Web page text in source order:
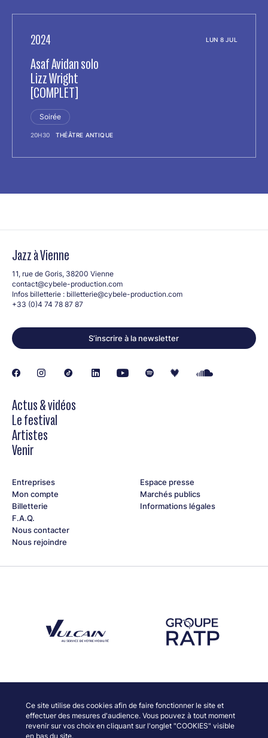
Ce site utilise des cookies afin de faire fonctionner le site et
effectuer des mesures d'audience. Vous pouvez à tout moment
revenir sur vos choix en cliquant sur l'onglet "COOKIES" visible
2024 LUN 8 JUL
Asaf Avidan solo
Lizz Wright
[COMPLET]
Soirée
20H30 THÉÂTRE ANTIQUE
Jazz à Vienne
11, rue de Goris, 38200 Vienne
contact@cybele-production.com
Infos billetterie : billetterie@cybele-production.com
+33 (0)4 74 78 87 87
S’inscrire à la newsletter
Actus & vidéos
Le festival
Artistes
Venir
Entreprises
Mon compte
Billetterie
F.A.Q.
Nous contacter
Nous rejoindre
Espace presse
Marchés publics
Informations légales